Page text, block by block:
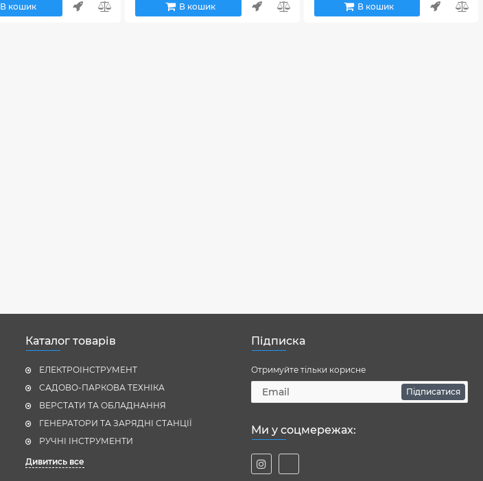
В кошик В кошик В кошик
Каталог товарів
ЕЛЕКТРОІНСТРУМЕНТ
САДОВО-ПАРКОВА ТЕХНІКА
ВЕРСТАТИ ТА ОБЛАДНАННЯ
ГЕНЕРАТОРИ ТА ЗАРЯДНІ СТАНЦІЇ
РУЧНІ ІНСТРУМЕНТИ
Дивитись все
Підписка
Отримуйте тільки корисне
Підписатися
Ми у соцмережах: